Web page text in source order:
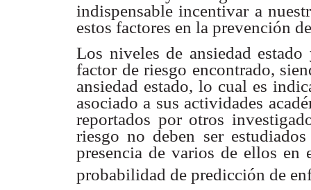
indispensable incentivar a
estos factores en la prevención
Los niveles de ansiedad
factor de riesgo encontrado,
ansiedad estado, lo cual es
asociado a sus actividades
reportados por otros
riesgo no deben ser
presencia de varios de ellos en
probabilidad de predicción de